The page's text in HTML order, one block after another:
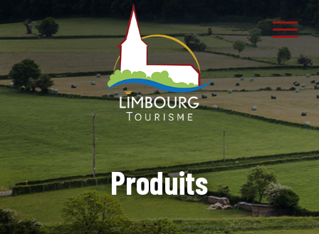
Produits